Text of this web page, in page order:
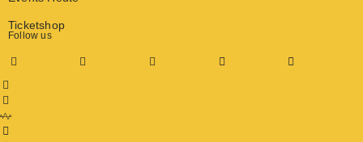
Ticketshop
Follow us